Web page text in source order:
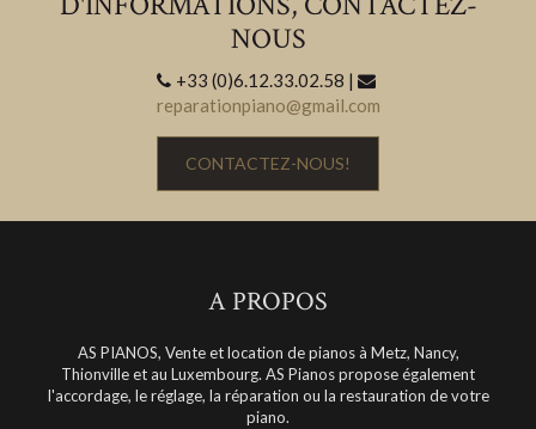
NOUS
+33 (0)6.12.33.02.58 |
reparationpiano@gmail.com
CONTACTEZ-NOUS!
A PROPOS
AS PIANOS, Vente et location de pianos à Metz, Nancy,
Thionville et au Luxembourg. AS Pianos propose également
l'accordage, le réglage, la réparation ou la restauration de votre
piano.